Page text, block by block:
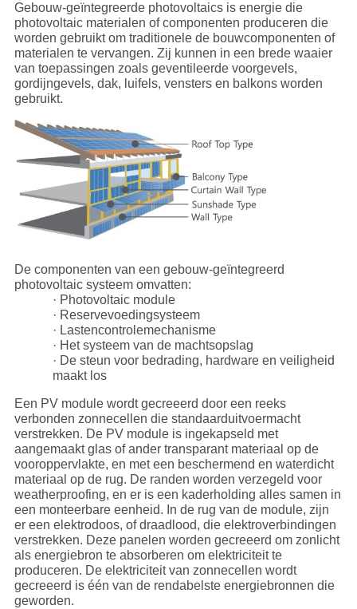
Gebouw-geïntegreerde photovoltaics is energie die
photovoltaic materialen of componenten produceren die
worden gebruikt om traditionele de bouwcomponenten of
materialen te vervangen. Zij kunnen in een brede waaier
van toepassingen zoals geventileerde voorgevels,
gordijngevels, dak, luifels, vensters en balkons worden
gebruikt.
De componenten van een gebouw-geïntegreerd
photovoltaic systeem omvatten:
· Photovoltaic module
· Reservevoedingsysteem
· Lastencontrolemechanisme
· Het systeem van de machtsopslag
· De steun voor bedrading, hardware en veiligheid
maakt los
Een PV module wordt gecreeerd door een reeks
verbonden zonnecellen die standaarduitvoermacht
verstrekken. De PV module is ingekapseld met
aangemaakt glas of ander transparant materiaal op de
vooroppervlakte, en met een beschermend en waterdicht
materiaal op de rug. De randen worden verzegeld voor
weatherproofing, en er is een kaderholding alles samen in
een monteerbare eenheid. In de rug van de module, zijn
er een elektrodoos, of draadlood, die elektroverbindingen
verstrekken. Deze panelen worden gecreeerd om zonlicht
als energiebron te absorberen om elektriciteit te
produceren. De elektriciteit van zonnecellen wordt
gecreeerd is één van de rendabelste energiebronnen die
geworden.